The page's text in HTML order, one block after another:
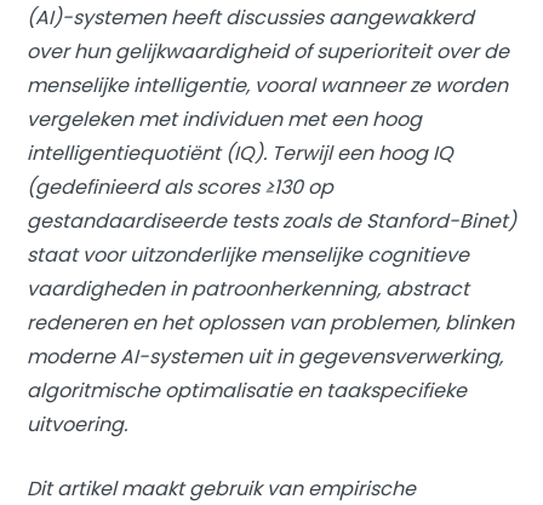
(AI)-systemen heeft discussies aangewakkerd
over hun gelijkwaardigheid of superioriteit over de
menselijke intelligentie, vooral wanneer ze worden
vergeleken met individuen met een hoog
intelligentiequotiënt (IQ). Terwijl een hoog IQ
(gedefinieerd als scores ≥130 op
gestandaardiseerde tests zoals de Stanford-Binet)
staat voor uitzonderlijke menselijke cognitieve
vaardigheden in patroonherkenning, abstract
redeneren en het oplossen van problemen, blinken
moderne AI-systemen uit in gegevensverwerking,
algoritmische optimalisatie en taakspecifieke
uitvoering.
Dit artikel maakt gebruik van empirische